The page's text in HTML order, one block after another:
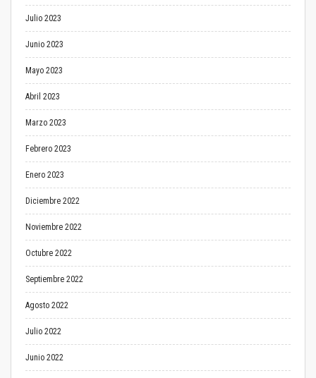
Julio 2023
Junio 2023
Mayo 2023
Abril 2023
Marzo 2023
Febrero 2023
Enero 2023
Diciembre 2022
Noviembre 2022
Octubre 2022
Septiembre 2022
Agosto 2022
Julio 2022
Junio 2022